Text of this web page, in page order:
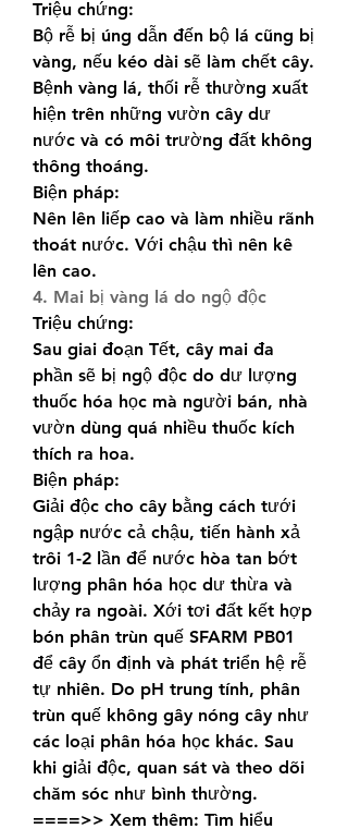
Triệu chứng:
Bộ rễ bị úng dẫn đến bộ lá cũng bị
vàng, nếu kéo dài sẽ làm chết cây.
Bệnh vàng lá, thối rễ thường xuất
hiện trên những vườn cây dư
nước và có môi trường đất không
thông thoáng.
Biện pháp:
Nên lên liếp cao và làm nhiều rãnh
thoát nước. Với chậu thì nên kê
lên cao.
4. Mai bị vàng lá do ngộ độc
Triệu chứng:
Sau giai đoạn Tết, cây mai đa
phần sẽ bị ngộ độc do dư lượng
thuốc hóa học mà người bán, nhà
vườn dùng quá nhiều thuốc kích
thích ra hoa.
Biện pháp:
Giải độc cho cây bằng cách tưới
ngập nước cả chậu, tiến hành xả
trôi 1-2 lần để nước hòa tan bớt
lượng phân hóa học dư thừa và
chảy ra ngoài. Xới tơi đất kết hợp
bón phân trùn quế SFARM PB01
để cây ổn định và phát triển hệ rễ
tự nhiên. Do pH trung tính, phân
trùn quế không gây nóng cây như
các loại phân hóa học khác. Sau
khi giải độc, quan sát và theo dõi
chăm sóc như bình thường.
====>> Xem thêm: Tìm hiểu